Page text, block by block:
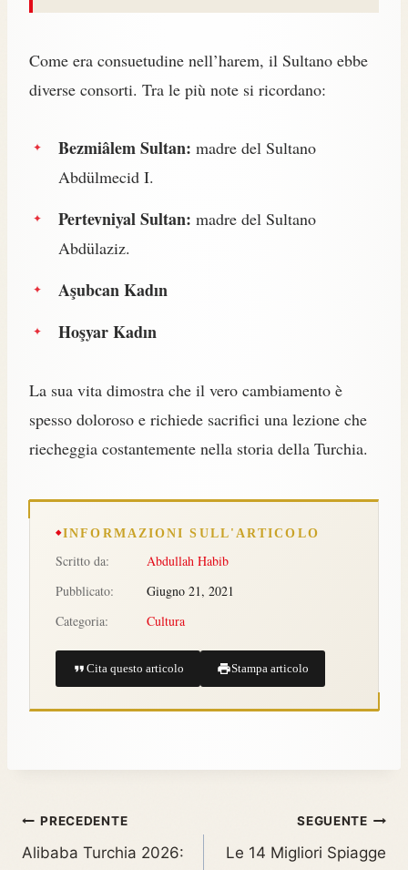
Come era consuetudine nell’harem, il Sultano ebbe
diverse consorti. Tra le più note si ricordano:
Bezmiâlem Sultan: madre del Sultano
Abdülmecid I.
Pertevniyal Sultan: madre del Sultano
Abdülaziz.
Aşubcan Kadın
Hoşyar Kadın
La sua vita dimostra che il vero cambiamento è
spesso doloroso e richiede sacrifici una lezione che
riecheggia costantemente nella storia della Turchia.
INFORMAZIONI SULL'ARTICOLO
Scritto da:
Abdullah Habib
Pubblicato:
Giugno 21, 2021
Categoria:
Cultura
Cita questo articolo Stampa articolo
PRECEDENTE
Alibaba Turchia 2026:
SEGUENTE
Le 14 Migliori Spiagge